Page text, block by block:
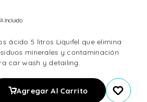
Incluido
ácido 5 litros Liquifel que elimina
minerales y contaminación
car wash y detailing.
Agregar Al Carrito